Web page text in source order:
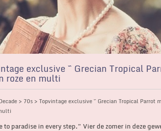
exclusive ~ Grecian Tropical
roze en multi
> 70s > Topvintage exclusive ~ Grecian Tropical Parrot
to paradise in every step.” Vier de zomer in deze